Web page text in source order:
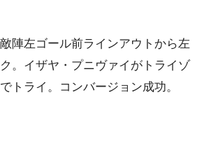
陣左ゴール前ラインアウトから左
。イザヤ・プニヴァイがトライゾ
トライ。コンバージョン成功。